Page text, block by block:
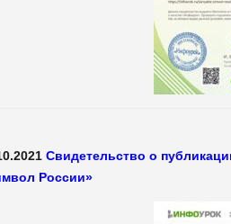
Свидетельство о
России»